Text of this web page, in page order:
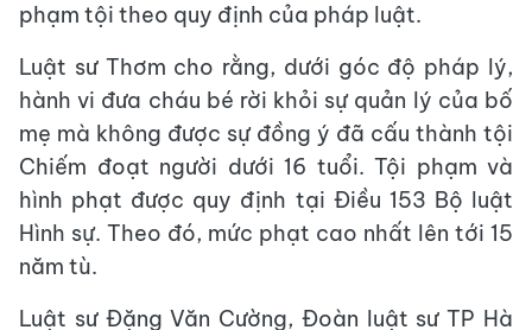
phạm tội theo quy định của pháp luật.
Luật sư Thơm cho rằng, dưới góc độ pháp lý,
hành vi đưa cháu bé rời khỏi sự quản lý của bố
mẹ mà không được sự đồng ý đã cấu thành tội
Chiếm đoạt người dưới 16 tuổi. Tội phạm và
hình phạt được quy định tại Điều 153 Bộ luật
Hình sự. Theo đó, mức phạt cao nhất lên tới 15
năm tù.
Luật sư Đặng Văn Cường, Đoàn luật sư TP Hà